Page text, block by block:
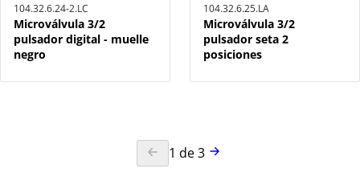
104.32.6.24-2.LC
Microválvula 3/2
pulsador digital - muelle
negro
104.32.6.25.LA
Microválvula 3/2
pulsador seta 2
posiciones
1 de3